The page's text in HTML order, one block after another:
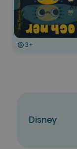
3+
Disney